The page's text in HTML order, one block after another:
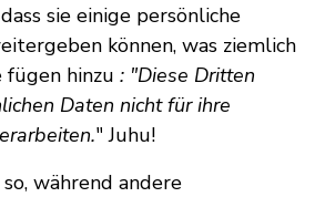
sie einige persönliche
können, was ziemlich
fügen hinzu : "Diese Dritten
Daten nicht für ihre
" Juhu!
so, während andere